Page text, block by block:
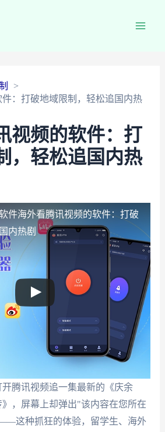
：打破地域限制，轻松追国内热
视频的软件：打
，轻松追国内热
件海外看腾讯视频的软件：打破
内热剧
腾讯视频追一集最新的《庆余
，屏幕上却弹出"该内容在您所在
这种抓狂的体验，留学生、海外